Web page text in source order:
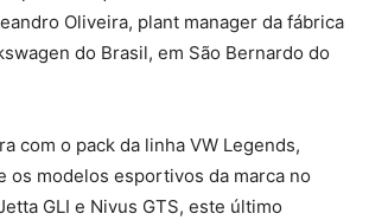
Oliveira, plant manager da fábrica
do Brasil, em São Bernardo do
com o pack da linha VW Legends,
os modelos esportivos da marca no
GLI e Nivus GTS, este último